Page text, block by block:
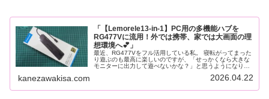
「【Lemorele13-in-1】PC用の多機能ハブを
RG477Vに流用！外では携帯、家では大画面の理
想環境へ💕」
最近、RG477Vをフル活用している私。 寝転がってまった
り遊ぶのも最高に楽しいのですが、「せっかくなら大きな
モニターに出力して遊べないかな？」と思うようになりま
kanezawakisa.com 2026.04.22